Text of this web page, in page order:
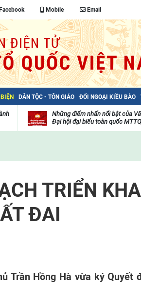
Facebook Mobile Email
DÂN TỘC - TÔN GIÁO ĐỐI NGOẠI KIỀU BÀO
Những điểm nhấn nổi bật của
Đại hội đại biểu toàn quốc
TRIỂN
ĐAI
Trần Hồng Hà vừa ký Quyết